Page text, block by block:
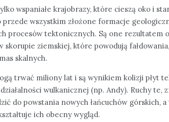
wspaniałe krajobrazy, które cieszą oko i
przede wszystkim złożone formacje
procesów tektonicznych. Są one rezultatem
skorupie ziemskiej, które powodują
skalnych.
trwać miliony lat i są wynikiem kolizji płyt
wulkanicznej (np. Andy). Ruchy te,
do powstania nowych łańcuchów górskich,
ich obecny wygląd.